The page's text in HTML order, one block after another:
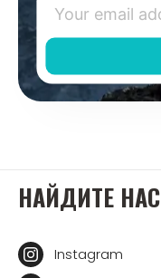
НАЙДИТЕ НАС
Instagram